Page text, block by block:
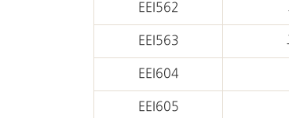
EEI562
EEI563
EEI604
EEI605